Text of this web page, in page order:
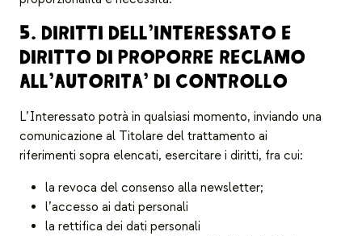
5. DIRITTI DELL’INTERESSATO E
DIRITTO DI PROPORRE RECLAMO
ALL’AUTORITA’ DI CONTROLLO
L’Interessato potrà in qualsiasi momento, inviando una
comunicazione al Titolare del trattamento ai
riferimenti sopra elencati, esercitare i diritti, fra cui:
la revoca del consenso alla newsletter;
l’accesso ai dati personali
la rettifica dei dati personali